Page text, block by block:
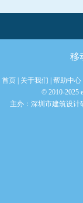
移
首页| 关于我们 帮助中心
© 2010-2025
主办： 深圳市建筑设计